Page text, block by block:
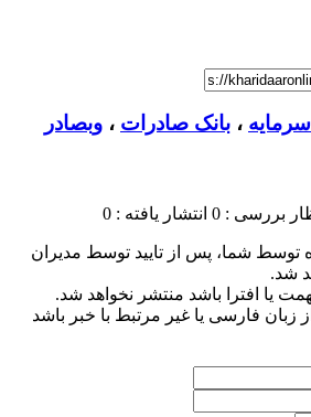
، بانک صادرات ، وبصادر
بررسی : 0 انتشار یافته : 0
شما، پس از تایید توسط مدیران
شد.
یا افترا باشد منتشر نخواهد شد.
زبان فارسی یا غیر مرتبط با خبر باشد